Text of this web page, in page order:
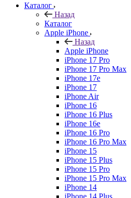
Каталог
Назад
Каталог
Apple iPhone
Назад
Apple iPhone
iPhone 17 Pro
iPhone 17 Pro Max
iPhone 17e
iPhone 17
iPhone Air
iPhone 16
iPhone 16 Plus
iPhone 16e
iPhone 16 Pro
iPhone 16 Pro Max
iPhone 15
iPhone 15 Plus
iPhone 15 Pro
iPhone 15 Pro Max
iPhone 14
iPhone 14 Plus